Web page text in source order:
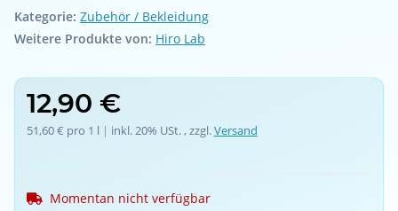
Kategorie: Zubehör / Bekleidung
Weitere Produkte von: Hiro Lab
12,90 €
51,60 € pro 1 l | inkl. 20% USt. , zzgl.Versand
Momentan nicht verfügbar